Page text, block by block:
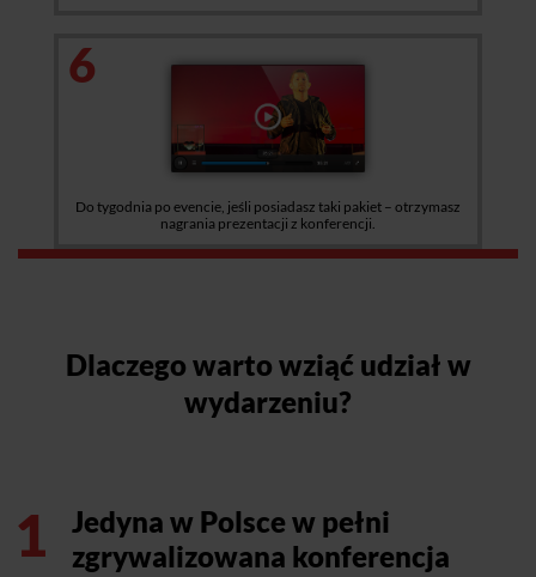
6
Do tygodnia po evencie, jeśli posiadasz taki pakiet – otrzymasz
nagrania prezentacji z konferencji.
Dlaczego warto wziąć udział w
wydarzeniu?
1
Jedyna w Polsce w pełni
zgrywalizowana konferencja